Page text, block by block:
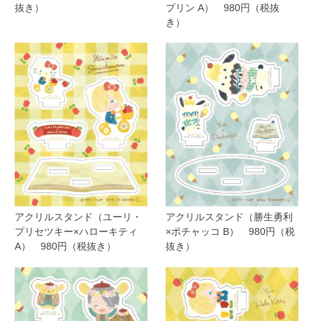
抜き）
プリン A） 980円（税抜
き）
アクリルスタンド（ユーリ・
プリセツキー×ハローキティ
A） 980円（税抜き）
アクリルスタンド（勝生勇利
×ポチャッコ B） 980円（税
抜き）